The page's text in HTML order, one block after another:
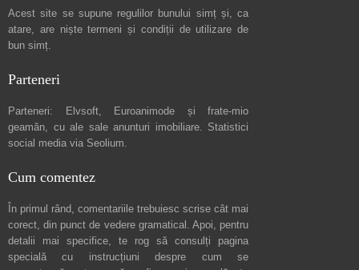
Acest site se supune regulilor bunului simț și, ca
atare, are niștetermeni și condiții de utilizare de
bun simț.
Parteneri
Parteneri: Elvsoft, Euroanimode și frate-mio
geamăn, cu ale sale anunturi imobiliare. Statistici
social media via Seolium.
Cum comentez
În primul rând, comentariile trebuiesc scrise cât mai
corect, din punct de vedere gramatical. Apoi, pentru
detalii mai specifice, te rog să consulți pagina
specială cu instrucțiuni despre cum se